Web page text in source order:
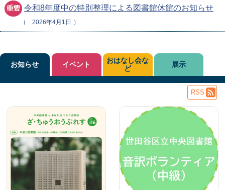
令和8年度中の特別整理による図書館休館のお知らせ
2026年4月1日
お知らせ イベント
おはなし会な
ど
展示
RSS